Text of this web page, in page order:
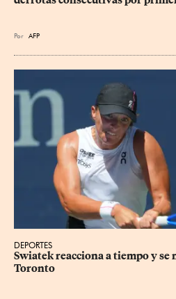
Por AFP
DEPORTES
Swiatek reacciona a tiempo y se
Toronto